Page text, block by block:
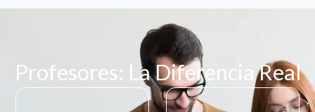
Profesores: La Diferencia Real